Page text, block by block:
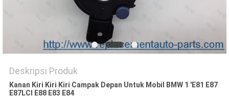
Deskripsi Produk
Kanan Kiri Kiri Kiri Campak Depan Untuk Mobil BMW 1 'E81 E87
E87LCI E88 E83 E84